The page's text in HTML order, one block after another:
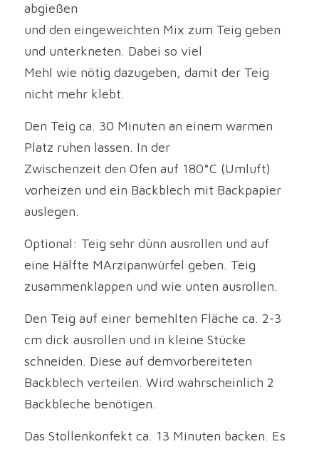
abgießen
und den eingeweichten Mix zum Teig geben
und unterkneten. Dabei so viel
Mehl wie nötig dazugeben, damit der Teig
nicht mehr klebt.
Den Teig ca. 30 Minuten an einem warmen
Platz ruhen lassen. In der
Zwischenzeit den Ofen auf 180°C (Umluft)
vorheizen und ein Backblech mit Backpapier
auslegen.
Optional: Teig sehr dünn ausrollen und auf
eine Hälfte MArzipanwürfel geben. Teig
zusammenklappen und wie unten ausrollen.
Den Teig auf einer bemehlten Fläche ca. 2-3
cm dick ausrollen und in kleine Stücke
schneiden. Diese auf demvorbereiteten
Backblech verteilen. Wird wahrscheinlich 2
Backbleche benötigen.
Das Stollenkonfekt ca. 13 Minuten backen. Es